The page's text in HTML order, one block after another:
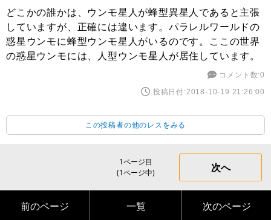
どこかの誰かは、ウンモ星人が蜂型異星人であると主張
していますが、正確には違います。パラレルワールドの
惑星ウンモに蜂型ウンモ星人がいるのです。ここの世界
の惑星ウンモには、人型ウンモ星人が居住しています。
コメント数:0
投稿日付:2018-10-19 21:26:00
この投稿者の他のレスをみる
1ページ目
(1ページ中)
次へ
前のページ 一覧 次のページ